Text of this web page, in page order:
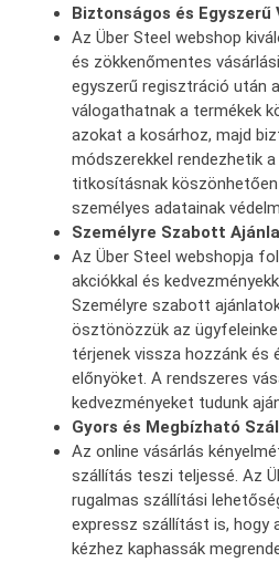
Biztonságos és
Az Über Steel webshop
és zökkenőmentes
egyszerű regisztráció után
válogathatnak a termékek
azokat a kosárhoz, majd
módszerekkel rendezhetik
titkosításnak
személyes adatainak
Személyre Szabott
Az Über Steel webshopja
akciókkal és
Személyre szabott
ösztönözzük az
térjenek vissza hozzánk és
előnyöket. A rendszeres
kedvezményeket tudunk
Gyors és Megbízható
Az online vásárlás
szállítás teszi teljessé. Az
rugalmas szállítási
expressz szállítást is, hogy
kézhez kaphassák